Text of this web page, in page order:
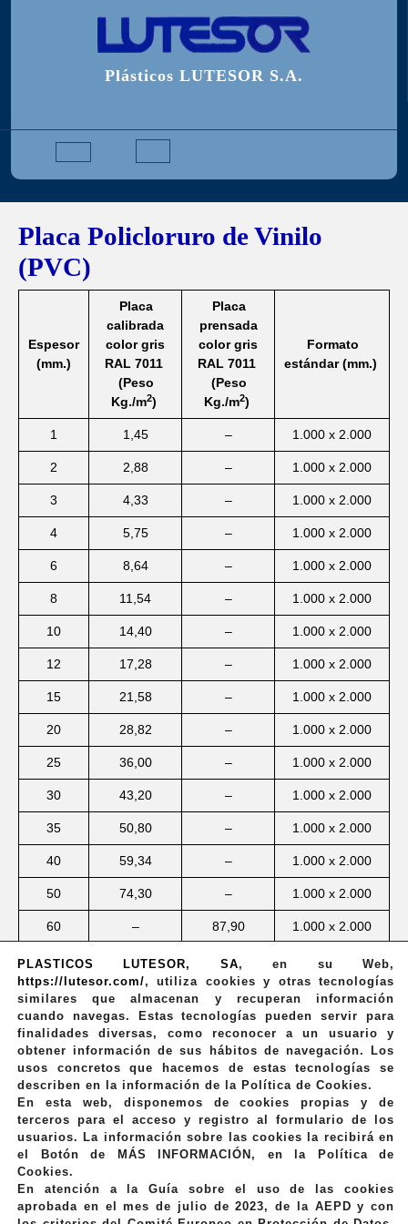
Plásticos LUTESOR S.A.
Botón
de
apertura
Placa Policloruro de Vinilo
(PVC)
Espesor
(mm.)
Placa
calibrada
color gris
RAL 7011
(Peso
Kg./m2)
Placa
prensada
color gris
RAL 7011
(Peso
Kg./m2)
Formato
estándar (mm.)
1 1,45 – 1.000 x 2.000
2 2,88 – 1.000 x 2.000
3 4,33 – 1.000 x 2.000
4 5,75 – 1.000 x 2.000
6 8,64 – 1.000 x 2.000
8 11,54 – 1.000 x 2.000
10 14,40 – 1.000 x 2.000
12 17,28 – 1.000 x 2.000
15 21,58 – 1.000 x 2.000
20 28,82 – 1.000 x 2.000
25 36,00 – 1.000 x 2.000
30 43,20 – 1.000 x 2.000
35 50,80 – 1.000 x 2.000
40 59,34 – 1.000 x 2.000
50 74,30 – 1.000 x 2.000
60 – 87,90 1.000 x 2.000
80 – 118,66 1.000 x 1.000
100 – 1.000 x 1.000
Para espesores de 1 a 30 mm, posibilidad de
formato 1.500 x 3.000 mm.
PLASTICOS LUTESOR, SA,en su Web,
https://lutesor.com/, utiliza cookies y otras tecnologías
similares que almacenan y recuperan información
cuando navegas. Estas tecnologías pueden servir para
finalidades diversas, como reconocer a un usuario y
obtener información de sus hábitos de navegación. Los
usos concretos que hacemos de estas tecnologías se
describen en la información de la Política de Cookies.
En esta web, disponemos de cookies propias y de
terceros para el acceso y registro al formulario de los
usuarios. La información sobre las cookies la recibirá en
el Botón de
MÁS INFORMACIÓN , en la Política de
Cookies.
En atención a la Guía sobre el uso de las cookies
aprobada en el mes de julio de 2023, de la AEPD y con